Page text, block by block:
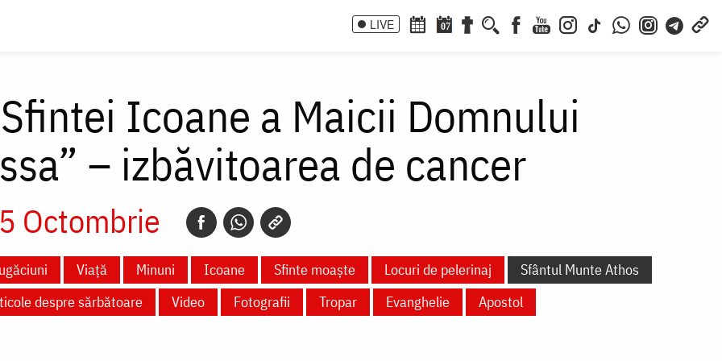
LIVE 07
Icoane a Maicii Domnului
– izbăvitoarea de cancer
Octombrie
Viață Minuni Icoane Sfinte moaște Locuri de pelerinaj
Sfântul Munte Athos
despre sărbătoare Video Fotografii Tropar Evanghelie Apostol